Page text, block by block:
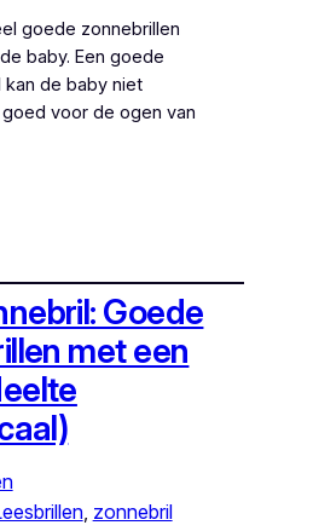
goede zonnebrillen
baby. Een goede
de baby niet
voor de ogen van
Goede
met een
, zonnebril